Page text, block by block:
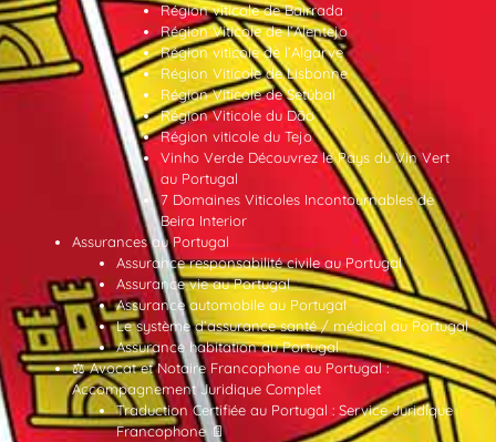
Région viticole de Bairrada
Région Viticole de l’Alentejo
Région viticole de l’Algarve
Région Viticole de Lisbonne
Région Viticole de Setúbal
Région Viticole du Dão
Région viticole du Tejo
Vinho Verde Découvrez le Pays du Vin Vert
au Portugal
7 Domaines Viticoles Incontournables de
Beira Interior
Assurances au Portugal
Assurance responsabilité civile au Portugal
Assurance vie au Portugal
Assurance automobile au Portugal
Le système d’assurance santé / médical au Portugal
Assurance habitation au Portugal
⚖️ Avocat et Notaire Francophone au Portugal :
Accompagnement Juridique Complet
Traduction Certifiée au Portugal : Service Juridique
Francophone 📄